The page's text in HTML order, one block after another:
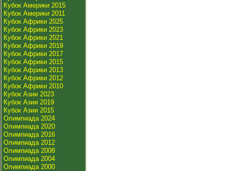
Кубок Америки 2015
Кубок Америки 2011
Кубок Африки 2025
Кубок Африки 2023
Кубок Африки 2021
Кубок Африки 2019
Кубок Африки 2017
Кубок Африки 2015
Кубок Африки 2013
Кубок Африки 2012
Кубок Африки 2010
Кубок Азии 2023
Кубок Азии 2019
Кубок Азии 2015
Олимпиада 2024
Олимпиада 2020
Олимпиада 2016
Олимпиада 2012
Олимпиада 2008
Олимпиада 2004
Олимпиада 2000